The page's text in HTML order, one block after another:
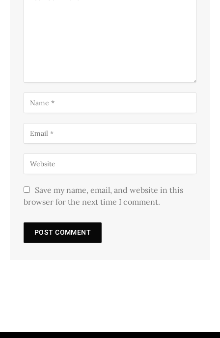
Save my name, email, and website in this
browser for the next time I comment.